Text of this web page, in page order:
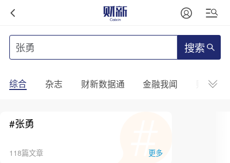
搜索
综合 杂志 财新数据通 金融我闻 财新
#张勇
118篇文章 更多